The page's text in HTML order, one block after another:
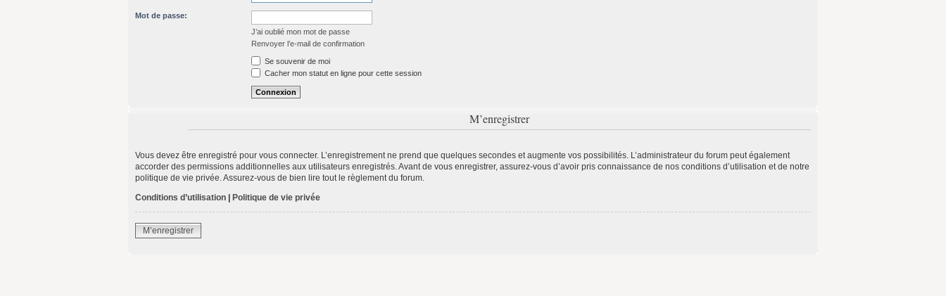
Mot de passe:
J’ai oublié mon mot de passe
Renvoyer l’e-mail de confirmation
Se souvenir de moi
Cacher mon statut en ligne pour cette session
M’enregistrer
Vous devez être enregistré pour vous connecter. L’enregistrement ne prend que quelques secondes et augmente vos possibilités. L’administrateur du forum peut également
accorder des permissions additionnelles aux utilisateurs enregistrés. Avant de vous enregistrer, assurez-vous d’avoir pris connaissance de nos conditions d’utilisation et de notre
politique de vie privée. Assurez-vous de bien lire tout le règlement du forum.
Conditions d’utilisation
Politique de vie privée
M’enregistrer